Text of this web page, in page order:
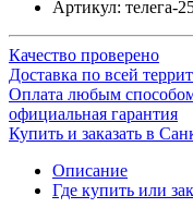
Артикул: телега-
Качество проверено
Доставка по всей
Оплата любым
официальная гарантия
Купить и заказать в
Описание
Где купить или